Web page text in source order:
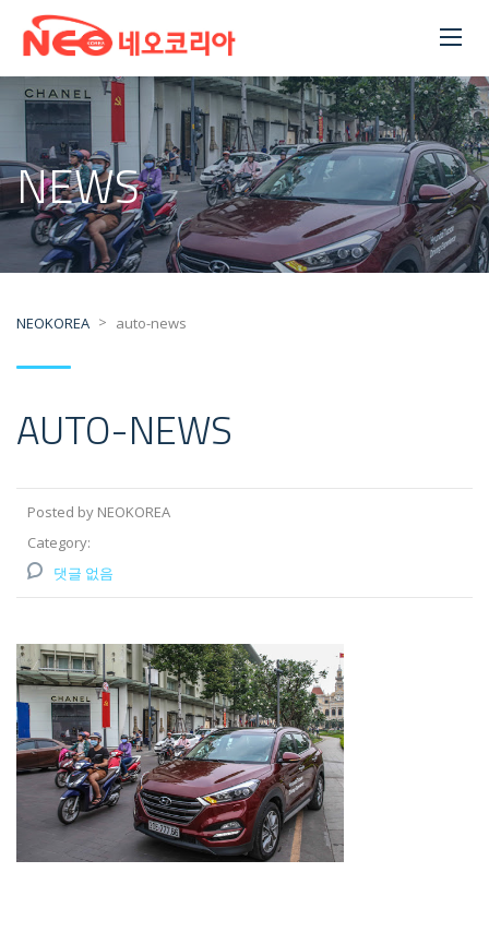
NEWS
NEOKOREA > auto-news
AUTO-NEWS
Posted by NEOKOREA
Category:
댓글 없음